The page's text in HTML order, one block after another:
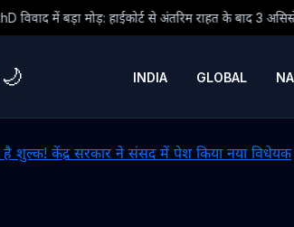
अंतरिम राहत के बाद 3 असिस्टेंट प्रोफेसरों ने फिर संभाला
🌙 INDIA GLOBAL